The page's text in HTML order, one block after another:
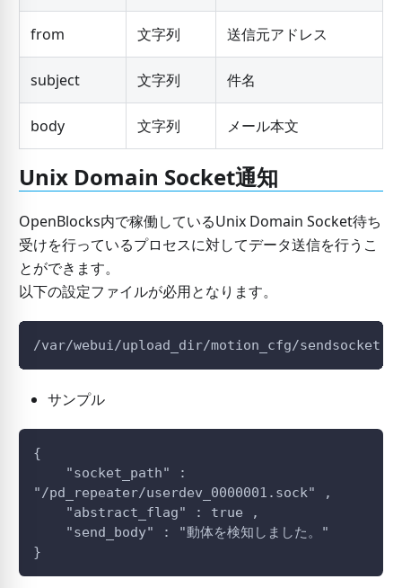
from 文字列 送信元アドレス
subject 文字列 件名
body 文字列 メール本文
Unix Domain Socket通知
OpenBlocks内で稼働しているUnix Domain Socket待ち
受けを行っているプロセスに対してデータ送信を行うこ
とができます。
以下の設定ファイルが必用となります。
/var/webui/upload_dir/motion_cfg/
サンプル
{
"/pd_repeater/userdev_0000001.sock" ,
    "abstract_flag" : true ,
    "send_body" : "動体を検知しました。"
}